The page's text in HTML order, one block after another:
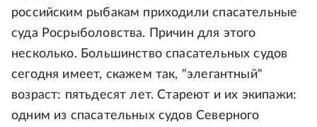
российским рыбакам приходили спасательные
суда Росрыболовства. Причин для этого
несколько. Большинство спасательных судов
сегодня имеет, скажем так, "элегантный"
возраст: пятьдесят лет. Стареют и их экипажи:
одним из спасательных судов Северного